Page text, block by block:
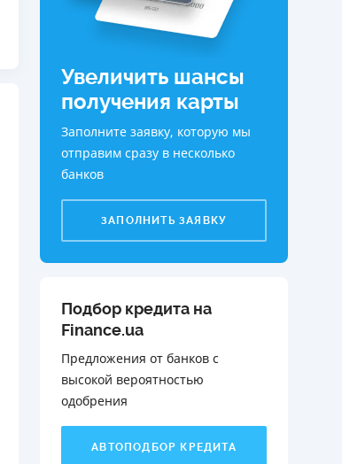
Увеличить шансы
получения карты
Заполните заявку, которую мы
отправим сразу в несколько
банков
ЗАПОЛНИТЬ ЗАЯВКУ
Подбор кредита на
Finance.ua
Предложения от банков с
высокой вероятностью
одобрения️
АВТОПОДБОР КРЕДИТА